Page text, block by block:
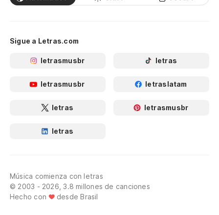
Sigue a Letras.com
letrasmusbr letras
letrasmusbr letraslatam
letras letrasmusbr
letras
Música comienza con letras
© 2003 - 2026, 3.8 millones de canciones
Hecho con
desde Brasil